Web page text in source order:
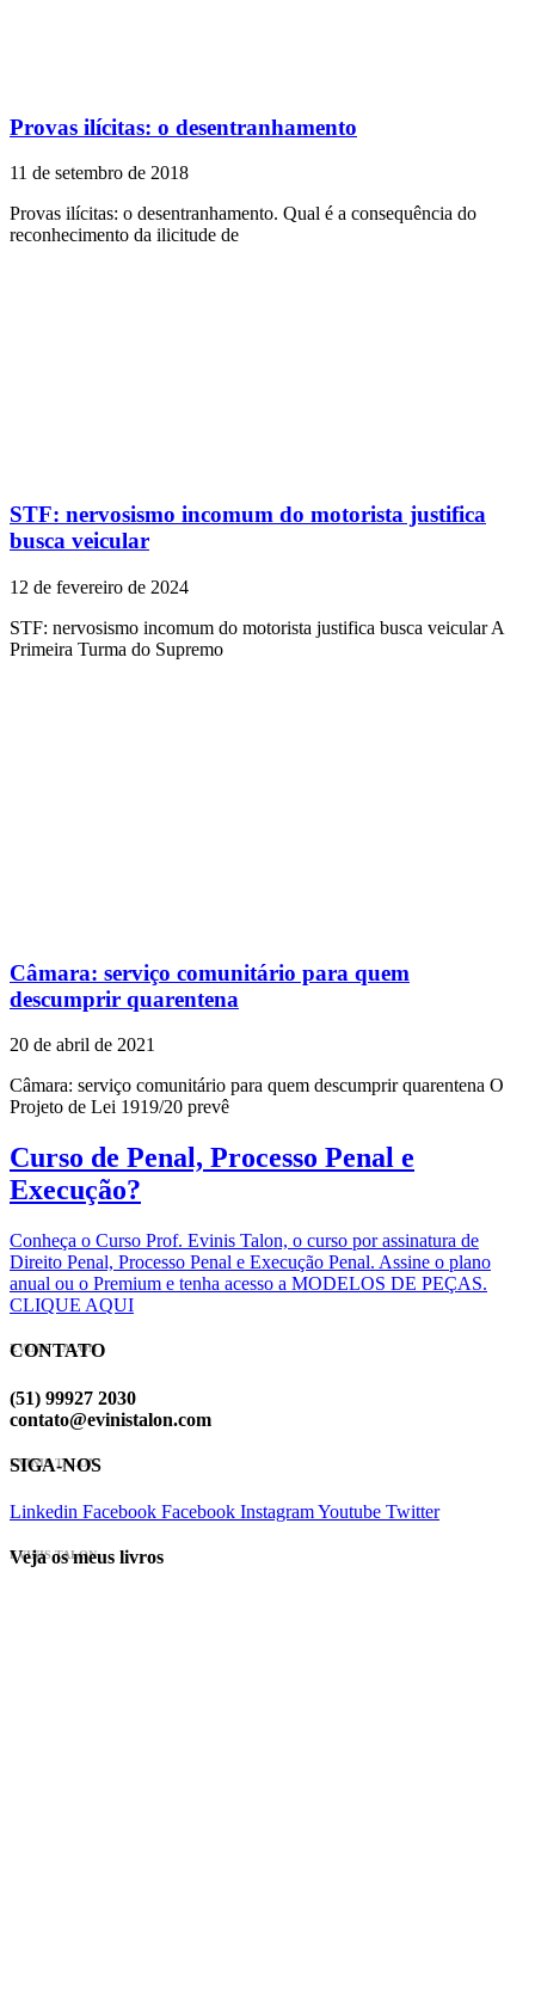
Provas ilícitas: o desentranhamento
11 de setembro de 2018
Provas ilícitas: o desentranhamento. Qual é a consequência do
reconhecimento da ilicitude de
STF: nervosismo incomum do motorista justifica
busca veicular
12 de fevereiro de 2024
STF: nervosismo incomum do motorista justifica busca veicular A
Primeira Turma do Supremo
Câmara: serviço comunitário para quem
descumprir quarentena
20 de abril de 2021
Câmara: serviço comunitário para quem descumprir quarentena O
Projeto de Lei 1919/20 prevê
Curso de Penal, Processo Penal e
Execução?
Conheça o Curso Prof. Evinis Talon, o curso por assinatura de
Direito Penal, Processo Penal e Execução Penal. Assine o plano
anual ou o Premium e tenha acesso a MODELOS DE PEÇAS.
CLIQUE AQUI
EVINIS TALON
CONTATO
(51) 99927 2030
contato@evinistalon.com
EVINIS TALON
SIGA-NOS
Linkedin Facebook Facebook InstagramYoutube Twitter
EVINIS TALON
Veja os meus livros